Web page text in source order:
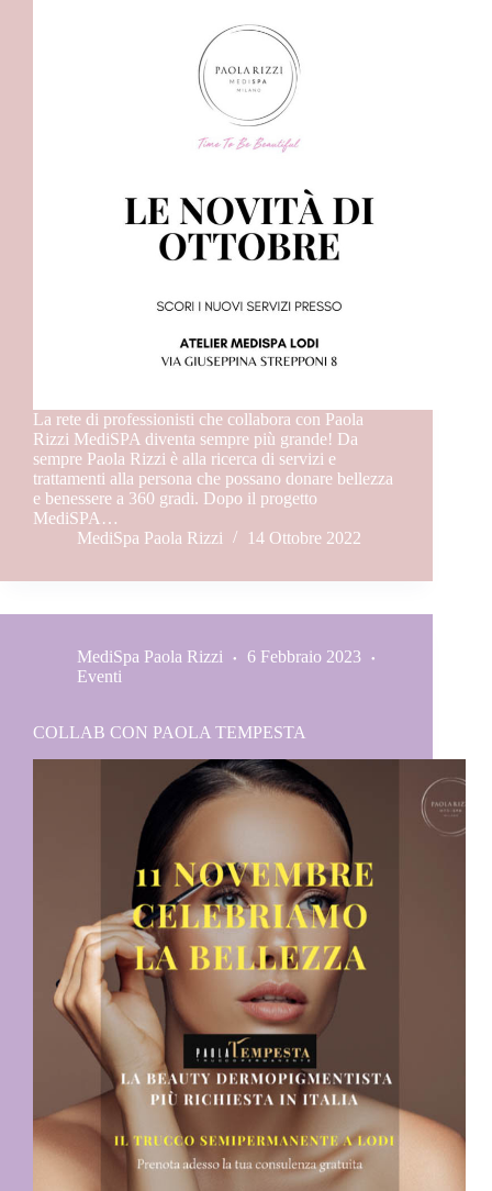
La rete di professionisti che collabora con Paola
Rizzi MediSPA diventa sempre più grande! Da
sempre Paola Rizzi è alla ricerca di servizi e
trattamenti alla persona che possano donare bellezza
e benessere a 360 gradi. Dopo il progetto
MediSPA…
MediSpa Paola Rizzi
14 Ottobre 2022
MediSpa Paola Rizzi
6 Febbraio 2023
Eventi
COLLAB CON PAOLA TEMPESTA